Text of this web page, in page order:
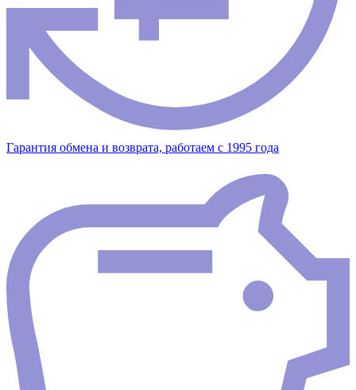
Гарантия обмена и возврата, работаем с 1995 года